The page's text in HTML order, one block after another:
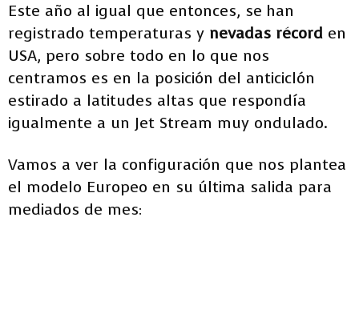
Este año al igual que entonces, se han
registrado temperaturas y nevadas récord en
USA, pero sobre todo en lo que nos
centramos es en la posición del anticiclón
estirado a latitudes altas que respondía
igualmente a un Jet Stream muy ondulado.
Vamos a ver la configuración que nos plantea
el modelo Europeo en su última salida para
mediados de mes: